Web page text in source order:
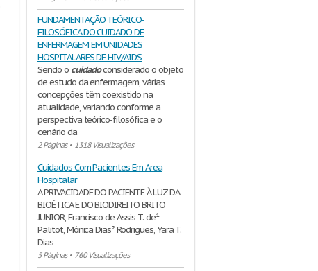
FUNDAMENTAÇÃO TEÓRICO-
FILOSÓFICA DO CUIDADO DE
ENFERMAGEM EM UNIDADES
HOSPITALARES DE HIV/AIDS
Sendo o cuidadoconsiderado o objeto
de estudo da enfermagem, várias
concepções têm coexistido na
atualidade, variando conforme a
perspectiva teórico-filosófica e o
cenário da
2 Páginas• 1318 Visualizações
Cuidados Com Pacientes Em Area
Hospitalar
A PRIVACIDADE DO PACIENTE À LUZ DA
BIOÉTICA E DO BIODIREITO BRITO
JUNIOR, Francisco de Assis T. de¹
Palitot, Mônica Dias² Rodrigues, Yara T.
Dias
5 Páginas• 760 Visualizações